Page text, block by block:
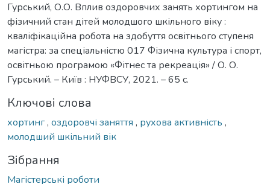
Гурський, О.О. Вплив оздоровчих занять хортингом на
фізичний стан дітей молодшого шкільного віку :
кваліфікаційна робота на здобуття освітнього ступеня
магістра: за спеціальністю 017 Фізична культура і спорт,
освітньою програмою «Фітнес та рекреація» / О. О.
Гурський. – Київ : НУФВСУ, 2021. – 65 с.
Ключові слова
хортинг, оздоровчі заняття , рухова активність ,
молодший шкільний вік
Зібрання
Магістерські роботи